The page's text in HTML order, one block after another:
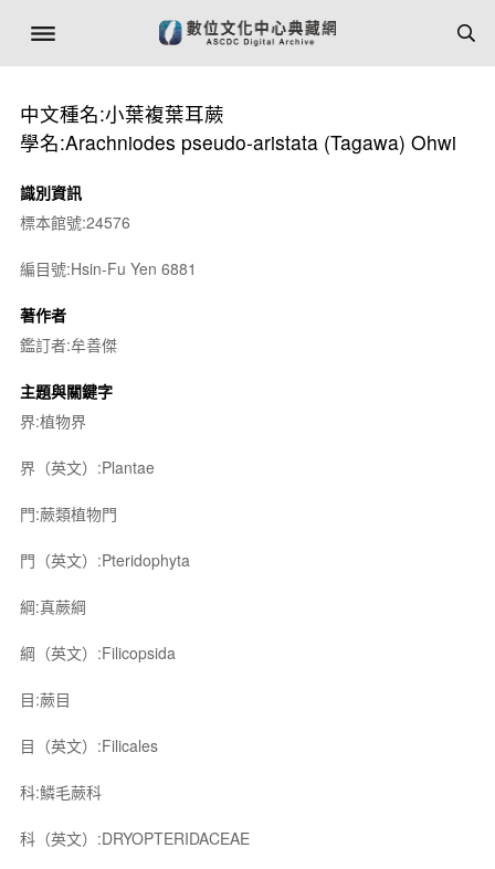
中文種名:小葉複葉耳蕨
學名:Arachniodes pseudo-aristata (Tagawa) Ohwi
識別資訊
標本館號:24576
編目號:Hsin-Fu Yen 6881
著作者
鑑訂者:牟善傑
主題與關鍵字
界:植物界
界（英文）:Plantae
門:蕨類植物門
門（英文）:Pteridophyta
綱:真蕨綱
綱（英文）:Filicopsida
目:蕨目
目（英文）:Filicales
科:鱗毛蕨科
科（英文）:DRYOPTERIDACEAE